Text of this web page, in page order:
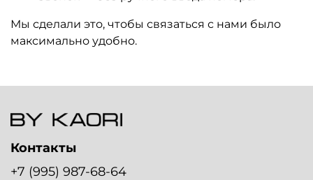
Мы сделали это, чтобы связаться с нами было
максимально удобно.
Контакты
+7 (995) 987-68-64